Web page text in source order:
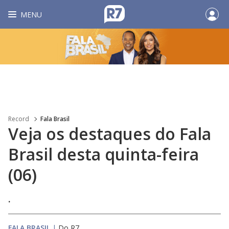
MENU
Record Fala Brasil
Veja os destaques do Fala
Brasil desta quinta-feira
(06)
.